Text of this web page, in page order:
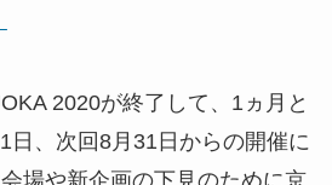
2020が終了して、1ヵ月と
日、次回8月31日からの開催に
場や新企画の下見のために京